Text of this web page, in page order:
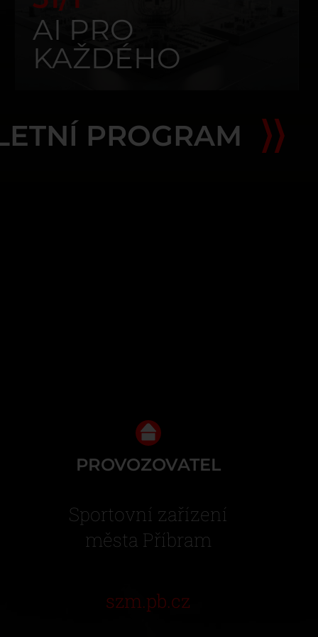
AI PRO
KAŽDÉHO
PROGRAM
PROVOZOVATEL
Sportovní zařízení
města Příbram
szm.pb.cz